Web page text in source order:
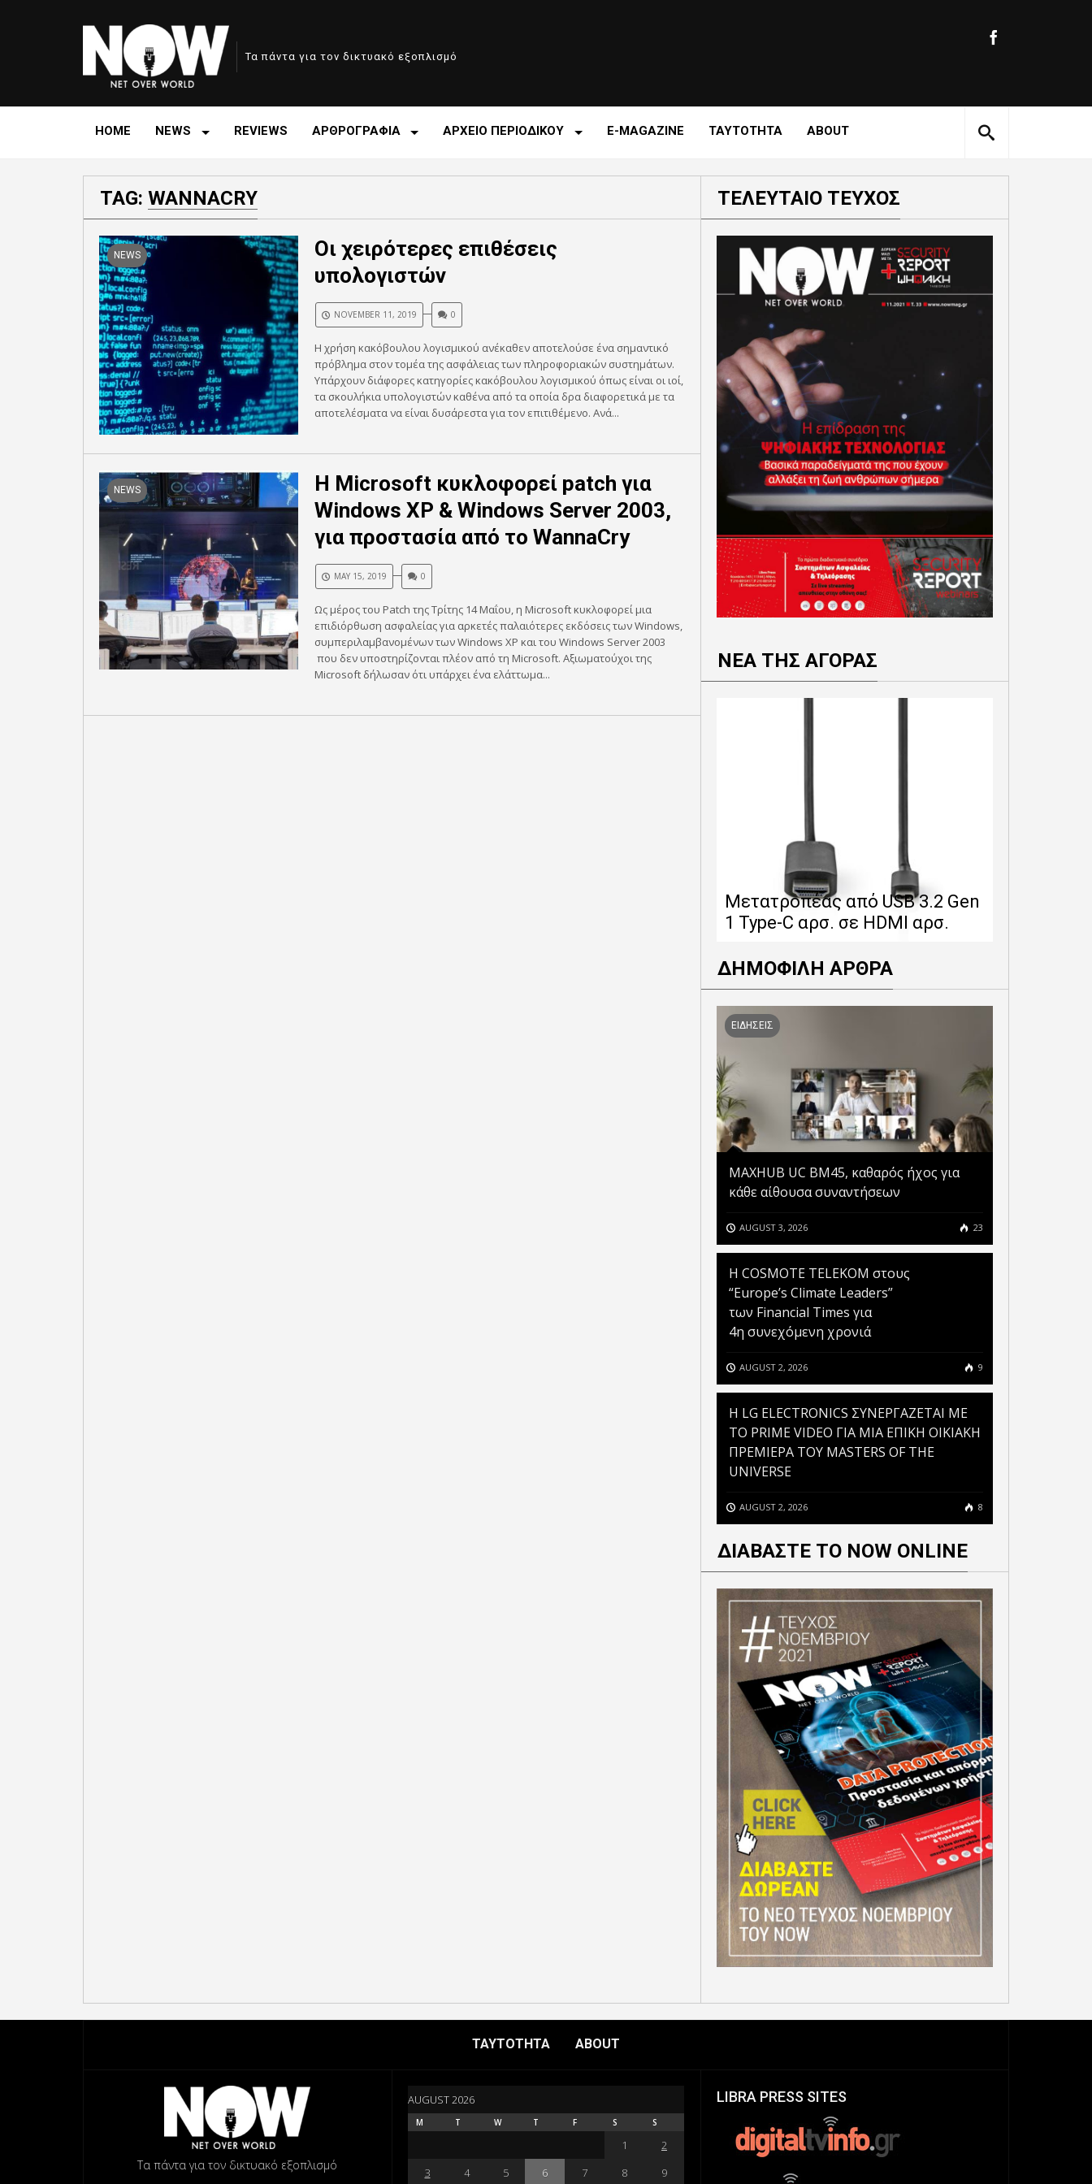
Τα πάντα για τον δικτυακό εξοπλισμό
HOME NEWS REVIEWS ΑΡΘΡΟΓΡΑΦΙΑ ΑΡΧΕΙΟ ΠΕΡΙΟΔΙΚΟΥ E-MAGAZINE ΤΑΥΤΟΤΗΤΑ ABOUT
TAG: WANNACRY
NEWS
Οι χειρότερες επιθέσεις
υπολογιστών
NOVEMBER 11, 2019 0
Η χρήση κακόβουλου λογισμικού ανέκαθεν αποτελούσε ένα σημαντικό
πρόβλημα στον τομέα της ασφάλειας των πληροφοριακών συστημάτων.
Υπάρχουν διάφορες κατηγορίες κακόβουλου λογισμικού όπως είναι οι ιοί,
τα σκουλήκια υπολογιστών καθένα από τα οποία δρα διαφορετικά με τα
αποτελέσματα να είναι δυσάρεστα για τον επιτιθέμενο. Ανά...
NEWS
Η Microsoft κυκλοφορεί patch για
Windows XP & Windows Server 2003,
για προστασία από το WannaCry
MAY 15, 2019 0
Ως μέρος του Patch της Τρίτης 14 Μαΐου, η Microsoft κυκλοφορεί μια
επιδιόρθωση ασφαλείας για αρκετές παλαιότερες εκδόσεις των Windows,
συμπεριλαμβανομένων των Windows XP και του Windows Server 2003
που δεν υποστηρίζονται πλέον από τη Microsoft. Αξιωματούχοι της
Microsoft δήλωσαν ότι υπάρχει ένα ελάττωμα...
ΤΕΛΕΥΤΑΙΟ ΤΕΥΧΟΣ
ΝΕΑ ΤΗΣ ΑΓΟΡΑΣ
Μετατροπέας από USB 3.2 Gen
1 Type-C αρσ. σε HDMI αρσ.
ΔΗΜΟΦΙΛΗ ΑΡΘΡΑ
ΕΙΔΗΣΕΙΣ
MAXHUB UC BM45, καθαρός ήχος για
κάθε αίθουσα συναντήσεων
AUGUST 3, 2026 23
Η COSMOTE TELEKOM στους
“Europe’s Climate Leaders”
των Financial Times για
4η συνεχόμενη χρονιά
AUGUST 2, 2026 9
H LG ELECTRONICS ΣΥΝΕΡΓΑΖΕΤΑΙ ΜΕ
ΤΟ PRIME VIDEO ΓΙΑ ΜΙΑ ΕΠΙΚΗ ΟΙΚΙΑΚΗ
ΠΡΕΜΙΕΡΑ ΤΟΥ MASTERS OF THE
UNIVERSE
AUGUST 2, 2026 8
ΔΙΑΒΑΣΤΕ ΤΟ NOW ONLINE
ΤΑΥΤΟΤΗΤΑ ABOUT
Τα πάντα για τον δικτυακό εξοπλισμό
AUGUST 2026
M T W T F S S
1
2
3
4 5 6 7 8 9
LIBRA PRESS SITES